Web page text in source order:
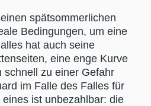
spätsommerlichen
Bedingungen, um eine
hat auch seine
eine enge Kurve
schnell zu einer Gefahr
im Falle des Falles für
ist unbezahlbar: die